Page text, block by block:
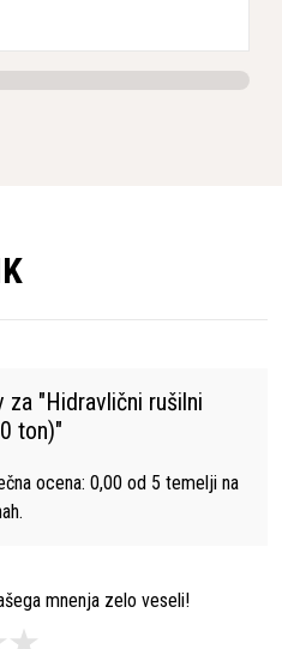
za "Hidravlični rušilni
ton)"
ocena: 0,00 od 5 temelji na
mnenja zelo veseli!